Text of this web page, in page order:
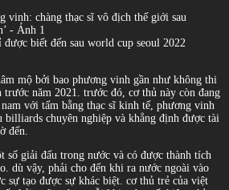
biết đến sau world cup seoul 2022
mộ bởi bao phương vinh gần như không thi
trước năm 2021. trước đó, cơ thủ này còn đang
với tấm bằng thạc sĩ kinh tế, phương vinh
billiards chuyên nghiệp và khẳng định được tài
đến.
số giải đấu trong nước và có được thành tích
dù vậy, phải cho đến khi ra nước ngoài vào
sự tạo được sự khác biệt. cơ thủ trẻ của việt